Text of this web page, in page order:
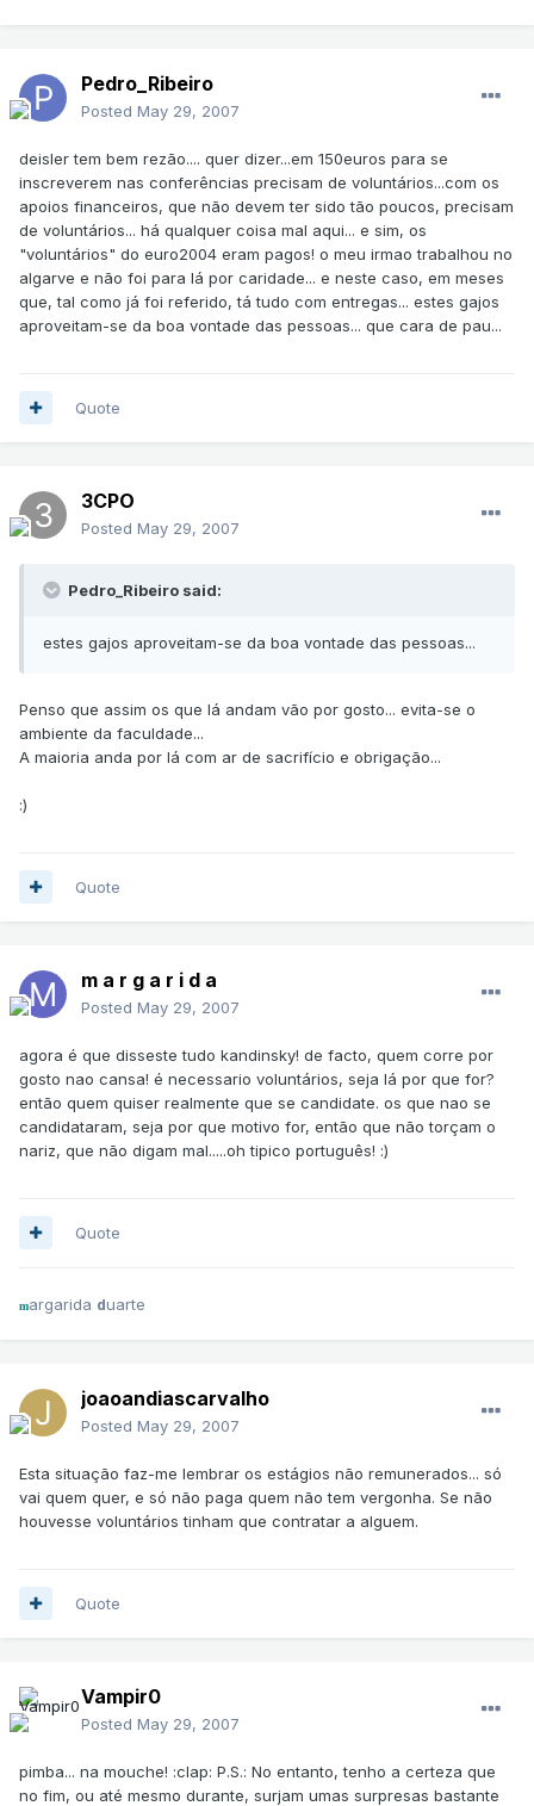
Pedro_Ribeiro
Posted May 29, 2007
deisler tem bem rezão.... quer dizer...em 150euros para se
inscreverem nas conferências precisam de voluntários...com os
apoios financeiros, que não devem ter sido tão poucos, precisam
de voluntários... há qualquer coisa mal aqui... e sim, os
"voluntários" do euro2004 eram pagos! o meu irmao trabalhou no
algarve e não foi para lá por caridade... e neste caso, em meses
que, tal como já foi referido, tá tudo com entregas... estes gajos
aproveitam-se da boa vontade das pessoas... que cara de pau...
Quote
3CPO
Posted May 29, 2007
Pedro_Ribeiro said:
estes gajos aproveitam-se da boa vontade das pessoas...
Penso que assim os que lá andam vão por gosto... evita-se o
ambiente da faculdade...
A maioria anda por lá com ar de sacrifício e obrigação...
:)
Quote
m a r g a r i d a
Posted May 29, 2007
agora é que disseste tudo kandinsky! de facto, quem corre por
gosto nao cansa! é necessario voluntários, seja lá por que for?
então quem quiser realmente que se candidate. os que nao se
candidataram, seja por que motivo for, então que não torçam o
nariz, que não digam mal.....oh tipico português! :)
Quote
margarida duarte
joaoandiascarvalho
Posted May 29, 2007
Esta situação faz-me lembrar os estágios não remunerados... só
vai quem quer, e só não paga quem não tem vergonha. Se não
houvesse voluntários tinham que contratar a alguem.
Quote
Vampir0
Posted May 29, 2007
pimba... na mouche! :clap: P.S.: No entanto, tenho a certeza que
no fim, ou até mesmo durante, surjam umas surpresas bastante